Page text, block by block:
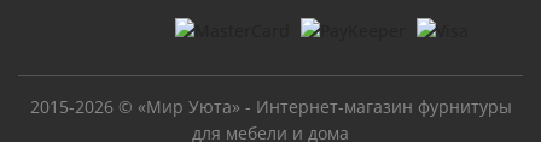
2015-2026 © «Мир Уюта» - Интернет-магазин фурнитуры
для мебели и дома